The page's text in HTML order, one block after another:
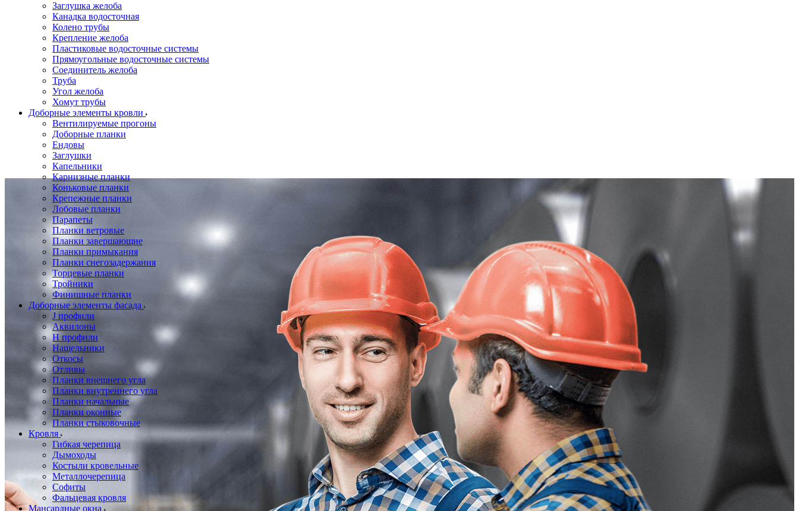
Заглушка желоба
Канадка водосточная
Колено трубы
Крепление желоба
Пластиковые водосточные системы
Прямоугольные водосточные системы
Соединитель желоба
Труба
Угол желоба
Хомут трубы
Доборные элементы кровли
Вентилируемые прогоны
Доборные планки
Ендовы
Заглушки
Капельники
Карнизные планки
Коньковые планки
Крепежные планки
Лобовые планки
Парапеты
Планки ветровые
Планки завершающие
Планки примыкания
Планки снегозадержания
Торцевые планки
Тройники
Финишные планки
Доборные элементы фасада
J профили
Аквилоны
Н профили
Нащельники
Откосы
Отливы
Планки внешнего угла
Планки внутреннего угла
Планки начальные
Планки оконные
Планки стыковочные
Кровля
Гибкая черепица
Дымоходы
Костыли кровельные
Металлочерепица
Софиты
Фальцевая кровля
Мансардные окна